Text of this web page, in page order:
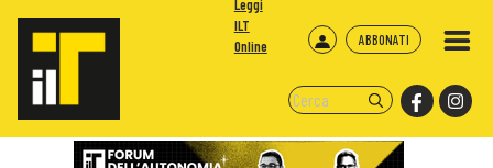
ABBONATI
Leggi
ILT
Online